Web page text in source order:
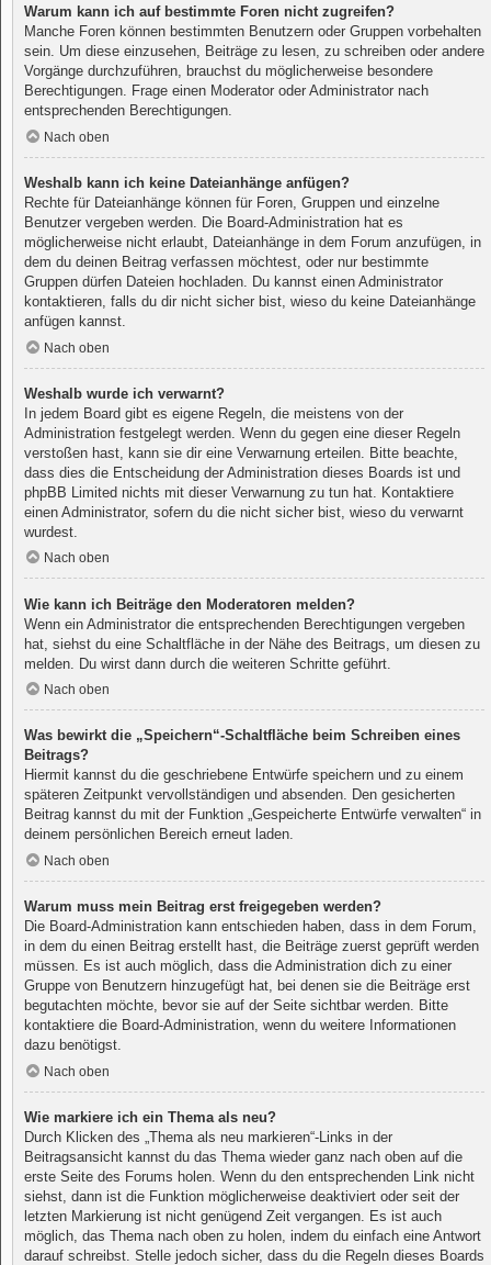
Warum kann ich auf bestimmte Foren nicht zugreifen?
Manche Foren können bestimmten Benutzern oder Gruppen vorbehalten
sein. Um diese einzusehen, Beiträge zu lesen, zu schreiben oder andere
Vorgänge durchzuführen, brauchst du möglicherweise besondere
Berechtigungen. Frage einen Moderator oder Administrator nach
entsprechenden Berechtigungen.
Nach oben
Weshalb kann ich keine Dateianhänge anfügen?
Rechte für Dateianhänge können für Foren, Gruppen und einzelne
Benutzer vergeben werden. Die Board-Administration hat es
möglicherweise nicht erlaubt, Dateianhänge in dem Forum anzufügen, in
dem du deinen Beitrag verfassen möchtest, oder nur bestimmte
Gruppen dürfen Dateien hochladen. Du kannst einen Administrator
kontaktieren, falls du dir nicht sicher bist, wieso du keine Dateianhänge
anfügen kannst.
Nach oben
Weshalb wurde ich verwarnt?
In jedem Board gibt es eigene Regeln, die meistens von der
Administration festgelegt werden. Wenn du gegen eine dieser Regeln
verstoßen hast, kann sie dir eine Verwarnung erteilen. Bitte beachte,
dass dies die Entscheidung der Administration dieses Boards ist und
phpBB Limited nichts mit dieser Verwarnung zu tun hat. Kontaktiere
einen Administrator, sofern du die nicht sicher bist, wieso du verwarnt
wurdest.
Nach oben
Wie kann ich Beiträge den Moderatoren melden?
Wenn ein Administrator die entsprechenden Berechtigungen vergeben
hat, siehst du eine Schaltfläche in der Nähe des Beitrags, um diesen zu
melden. Du wirst dann durch die weiteren Schritte geführt.
Nach oben
Was bewirkt die „Speichern“-Schaltfläche beim Schreiben eines
Beitrags?
Hiermit kannst du die geschriebene Entwürfe speichern und zu einem
späteren Zeitpunkt vervollständigen und absenden. Den gesicherten
Beitrag kannst du mit der Funktion „Gespeicherte Entwürfe verwalten“ in
deinem persönlichen Bereich erneut laden.
Nach oben
Warum muss mein Beitrag erst freigegeben werden?
Die Board-Administration kann entschieden haben, dass in dem Forum,
in dem du einen Beitrag erstellt hast, die Beiträge zuerst geprüft werden
müssen. Es ist auch möglich, dass die Administration dich zu einer
Gruppe von Benutzern hinzugefügt hat, bei denen sie die Beiträge erst
begutachten möchte, bevor sie auf der Seite sichtbar werden. Bitte
kontaktiere die Board-Administration, wenn du weitere Informationen
dazu benötigst.
Nach oben
Wie markiere ich ein Thema als neu?
Durch Klicken des „Thema als neu markieren“-Links in der
Beitragsansicht kannst du das Thema wieder ganz nach oben auf die
erste Seite des Forums holen. Wenn du den entsprechenden Link nicht
siehst, dann ist die Funktion möglicherweise deaktiviert oder seit der
letzten Markierung ist nicht genügend Zeit vergangen. Es ist auch
möglich, das Thema nach oben zu holen, indem du einfach eine Antwort
darauf schreibst. Stelle jedoch sicher, dass du die Regeln dieses Boards